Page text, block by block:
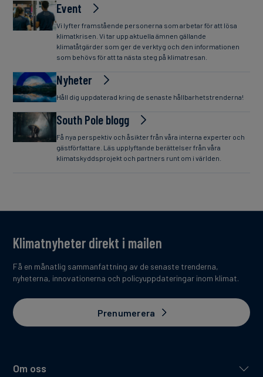
Event
Vi lyfter framstående personerna som arbetar för att lösa
klimatkrisen. Vi tar upp aktuella ämnen gällande
klimatåtgärder som ger de verktyg och den informationen
som behövs för att ta nästa steg på klimatresan.
Nyheter
Håll dig uppdaterad kring de senaste hållbarhetstrenderna!
South Pole blogg
Få nya perspektiv och åsikter från våra interna experter och
gästförfattare. Läs upplyftande berättelser från våra
klimatskyddsprojekt och partners runt om i världen.
Om oss
Klimatnyheter direkt i mailen
Få en månatlig sammanfattning av de senaste trenderna,
nyheterna, innovationerna och policyuppdateringar inom klimat.
Prenumerera